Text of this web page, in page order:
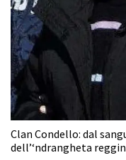
Clan Condello: dal
dell’‘ndrangheta